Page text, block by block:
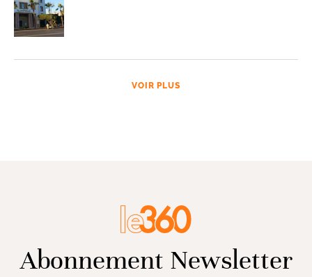
VOIR PLUS
Abonnement Newsletter